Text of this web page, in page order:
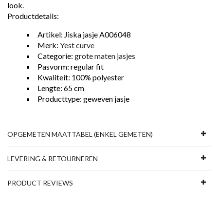
look.
Productdetails:
Artikel: Jiska jasje A006048
Merk: Yest curve
Categorie: grote maten jasjes
Pasvorm: regular fit
Kwaliteit: 100% polyester
Lengte: 65 cm
Producttype: geweven jasje
OPGEMETEN MAATTABEL (ENKEL GEMETEN)
LEVERING & RETOURNEREN
PRODUCT REVIEWS